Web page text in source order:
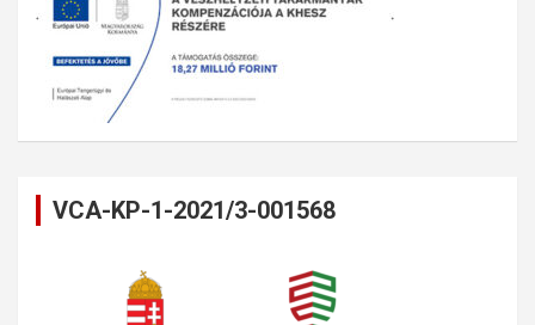
VCA-KP-1-2021/3-001568